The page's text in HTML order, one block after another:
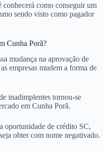
conhecerá como conseguir um
sendo visto como pagador
Cunha Porã?
mudança na aprovação de
empresas mudem a forma de
inadimplentes tornou-se
em Cunha Porã.
oportunidade de crédito SC,
obter com nome negativado.